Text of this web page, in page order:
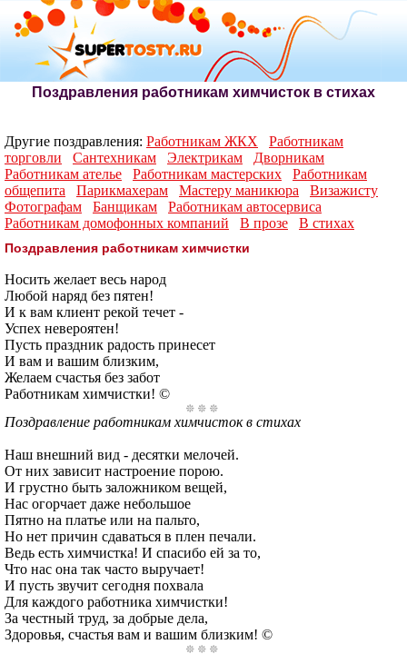
Поздравления работникам химчисток в стихах
Другие поздравления: Работникам ЖКХ
Работникам
торговли
Сантехникам Электрикам
Дворникам
Работникам ателье
Работникам мастерских
Работникам
общепита
Парикмахерам Мастеру маникюра
Визажисту
Фотографам
Банщикам
Работникам автосервиса
Работникам домофонных компаний
В прозе В стихах
Поздравления работникам химчистки
Носить желает весь народ
Любой наряд без пятен!
И к вам клиент рекой течет -
Успех невероятен!
Пусть праздник радость принесет
И вам и вашим близким,
Желаем счастья без забот
Работникам химчистки! ©
Поздравление работникам химчисток в стихах
Наш внешний вид - десятки мелочей.
От них зависит настроение порою.
И грустно быть заложником вещей,
Нас огорчает даже небольшое
Пятно на платье или на пальто,
Но нет причин сдаваться в плен печали.
Ведь есть химчистка! И спасибо ей за то,
Что нас она так часто выручает!
И пусть звучит сегодня похвала
Для каждого работника химчистки!
За честный труд, за добрые дела,
Здоровья, счастья вам и вашим близким! ©